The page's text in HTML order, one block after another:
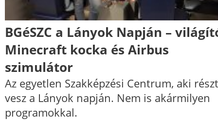
BGéSZC a Lányok Napján –
Minecraft kocka és Airbus
szimulátor
Az egyetlen Szakképzési Centrum, aki részt
vesz a Lányok napján. Nem is akármilyen
programokkal.